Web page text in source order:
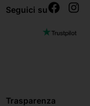
Seguici su
Trasparenza